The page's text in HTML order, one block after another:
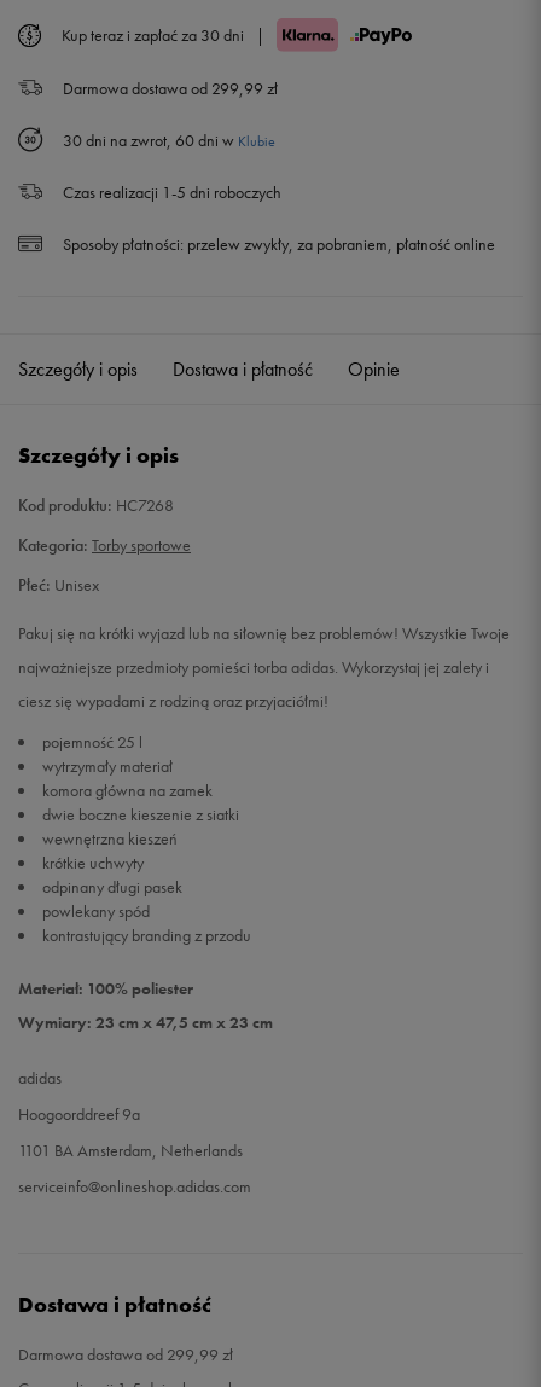
Kup teraz i zapłać za 30 dni |
Darmowa dostawa od 299,99 zł
30 dni na zwrot, 60 dni w Klubie
Czas realizacji 1-5 dni roboczych
Sposoby płatności: przelew zwykły, za pobraniem, płatność online
Szczegóły i opis Dostawa i płatność Opinie
Szczegóły i opis
Kod produktu: HC7268
Kategoria: Torby sportowe
Płeć: Unisex
Pakuj się na krótki wyjazd lub na siłownię bez problemów! Wszystkie Twoje
najważniejsze przedmioty pomieści torba adidas. Wykorzystaj jej zalety i
ciesz się wypadami z rodziną oraz przyjaciółmi!
pojemność 25 l
wytrzymały materiał
komora główna na zamek
dwie boczne kieszenie z siatki
wewnętrzna kieszeń
krótkie uchwyty
odpinany długi pasek
powlekany spód
kontrastujący branding z przodu
Materiał: 100% poliester
Wymiary: 23 cm x 47,5 cm x 23 cm
adidas
Hoogoorddreef 9a
1101 BA Amsterdam, Netherlands
serviceinfo@onlineshop.adidas.com
Dostawa i płatność
Darmowa dostawa od 299,99 zł